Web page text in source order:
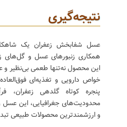
نتیجه‌گیری
عسل شفابخش زعفران یک
همکاری زنبورهای عسل و گل‌های
این محصول نه‌تنها طعمی بی‌نظیر و
خواص دارویی و تغذیه‌ای
پنجره کوتاه گلدهی زعفران،
محدودیت‌های جغرافیایی، این عسل
و ارزشمندترین محصولات طبیعی